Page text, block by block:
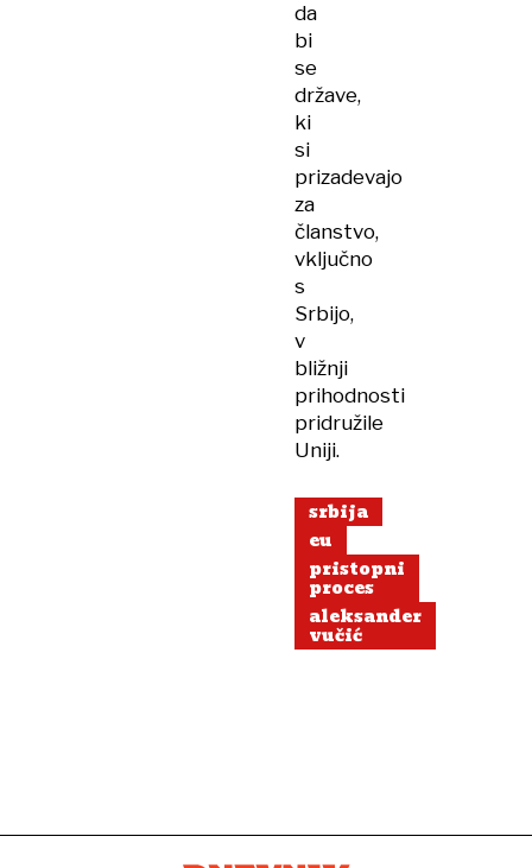
da
bi
se
države,
ki
si
prizadevajo
za
članstvo,
vključno
s
Srbijo,
v
bližnji
prihodnosti
pridružile
Uniji.
srbija
eu
pristopni
proces
aleksander
vučić